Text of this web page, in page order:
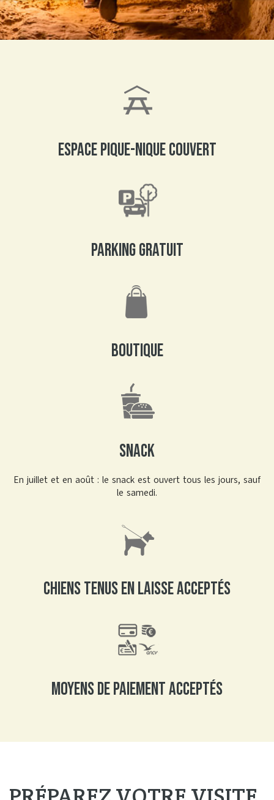
Espace pique-nique couvert
Parking gratuit
Boutique
Snack
En juillet et en août : le snack est ouvert tous les jours, sauf
le samedi.
Chiens tenus en laisse acceptés
Moyens de paiement acceptés